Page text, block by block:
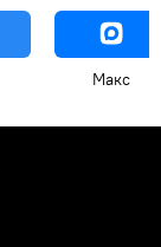
Макс